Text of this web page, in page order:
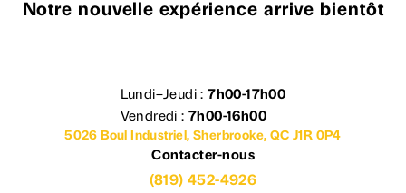
Notre nouvelle expérience arrive bientôt
Lundi–Jeudi :7h00-17h00
Vendredi :7h00-16h00
5026 Boul Industriel, Sherbrooke, QC J1R 0P4
Contacter-nous
(819) 452-4926